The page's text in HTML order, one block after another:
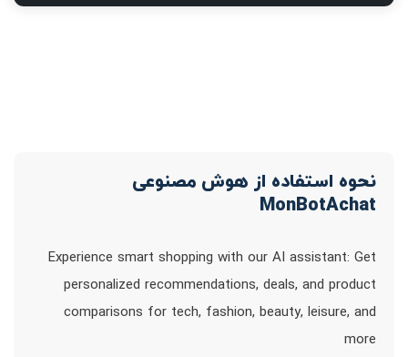
نحوه استفاده از هوش مصنوعی
MonBotAchat
Experience smart shopping with our AI assistant: Get
personalized recommendations, deals, and product
comparisons for tech, fashion, beauty, leisure, and
more